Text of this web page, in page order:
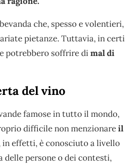
che, spesso e volentieri,
pietanze. Tuttavia, in certi
potrebbero soffrire dimal di
del vino
famose in tutto il mondo,
difficile non menzionareil
in effetti, è conosciuto a livello
delle persone o dei contesti,